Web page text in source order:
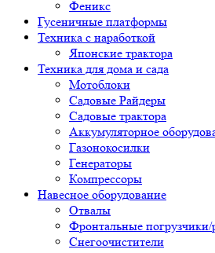
Феникс
Гусеничные платформы
Техника с наработкой
Японские трактора
Техника для дома и сада
Мотоблоки
Садовые Райдеры
Садовые трактора
Аккумуляторное
Газонокосилки
Генераторы
Компрессоры
Навесное оборудование
Отвалы
Фронтальные погрузчики/
Снегоочистители